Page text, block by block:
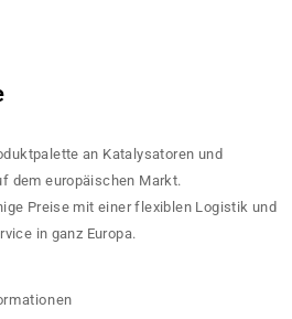
an Katalysatoren und
dem europäischen Markt.
Preise mit einer flexiblen Logistik und
in ganz Europa.